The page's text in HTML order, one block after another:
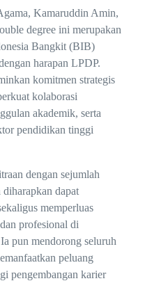
Kamaruddin Amin,
degree ini merupakan
Bangkit (BIB)
harapan LPDP.
komitmen strategis
kolaborasi
akademik, serta
pendidikan tinggi
dengan sejumlah
dapat
memperluas
profesional di
pun mendorong seluruh
peluang
pengembangan karier